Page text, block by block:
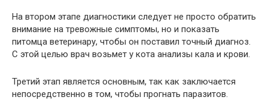
На втором этапе диагностики следует не просто обратить
внимание на тревожные симптомы, но и показать
питомца ветеринару, чтобы он поставил точный диагноз.
С этой целью врач возьмет у кота анализы кала и крови.
Третий этап является основным, так как заключается
непосредственно в том, чтобы прогнать паразитов.